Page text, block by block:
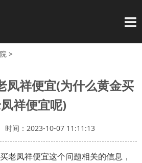
导
>
凤祥便宜(为什么黄金买
祥便宜呢)
时间：2023-10-07 11:11:13
老凤祥便宜这个问题相关的信息，